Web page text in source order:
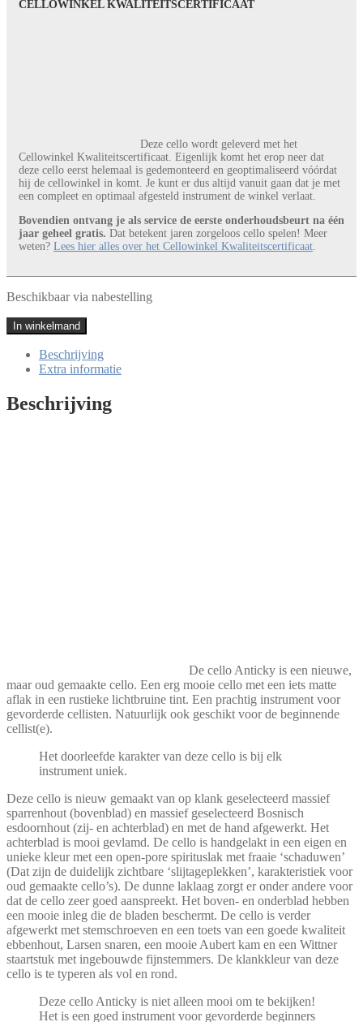
CELLOWINKEL KWALITEITSCERTIFICAAT
Deze cello wordt geleverd met het
Cellowinkel Kwaliteitscertificaat. Eigenlijk komt het erop neer dat
deze cello eerst helemaal is gedemonteerd en geoptimaliseerd vóórdat
hij de cellowinkel in komt. Je kunt er dus altijd vanuit gaan dat je met
een compleet en optimaal afgesteld instrument de winkel verlaat.
Bovendien ontvang je als service de eerste onderhoudsbeurt na één
jaar geheel gratis. Dat betekent jaren zorgeloos cello spelen! Meer
weten? Lees hier alles over het Cellowinkel Kwaliteitscertificaat
Beschikbaar via nabestelling
Cello
Anticky
aantal
In winkelmand
Beschrijving
Extra informatie
Beschrijving
De cello Anticky is een nieuwe,
maar oud gemaakte cello. Een erg mooie cello met een iets matte
aflak in een rustieke lichtbruine tint. Een prachtig instrument voor
gevorderde cellisten. Natuurlijk ook geschikt voor de beginnende
cellist(e).
Het doorleefde karakter van deze cello is bij elk
instrument uniek.
Deze cello is nieuw gemaakt van op klank geselecteerd massief
sparrenhout (bovenblad) en massief geselecteerd Bosnisch
esdoornhout (zij- en achterblad) en met de hand afgewerkt. Het
achterblad is mooi gevlamd. De cello is handgelakt in een eigen en
unieke kleur met een open-pore spirituslak met fraaie ‘schaduwen’
(Dat zijn de duidelijk zichtbare ‘slijtageplekken’, karakteristiek voor
oud gemaakte cello’s). De dunne laklaag zorgt er onder andere voor
dat de cello zeer goed aanspreekt. Het boven- en onderblad hebben
een mooie inleg die de bladen beschermt. De cello is verder
afgewerkt met stemschroeven en een toets van een goede kwaliteit
ebbenhout, Larsen snaren, een mooie Aubert kam en een Wittner
staartstuk met ingebouwde fijnstemmers. De klankkleur van deze
cello is te typeren als vol en rond.
Deze cello Anticky is niet alleen mooi om te bekijken!
Het is een goed instrument voor gevorderde beginners